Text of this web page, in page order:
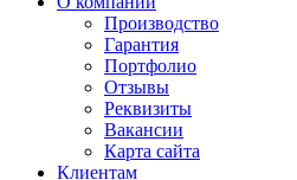
Производство
Гарантия
Портфолио
Отзывы
Реквизиты
Вакансии
Карта сайта
Клиентам